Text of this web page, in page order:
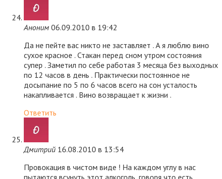
Аноним 06.09.2010 в 19:42
Да не пейте вас никто не заставляет . А я люблю вино
сухое красное . Стакан перед сном утром состояния
супер . Заметил по себе работая 3 месяца без выходных
по 12 часов в день . Практически постоянное не
досыпание по 5 по 6 часов всего на сон усталость
накапливается . Вино возвращает к жизни .
Ответить
Дмитрий 16.08.2010 в 13:54
Провокация в чистом виде ! На каждом углу в нас